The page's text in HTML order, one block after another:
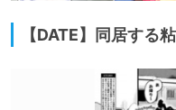
【DATE】同居する